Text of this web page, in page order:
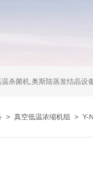
杀菌机,奥斯陆蒸发结晶设
> 真空低温浓缩机组 > Y-